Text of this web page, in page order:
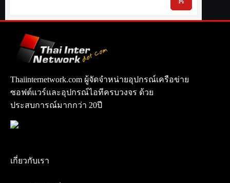
Thaiinternetwork.com ผู้จัดจำหน่ายอุปกรณ์เครือข่าย
ซอฟต์แวร์และอุปกรณ์ไอทีครบวงจร ด้วย
ประสบการณ์มากกว่า 20ปี
เกี่ยวกับเรา